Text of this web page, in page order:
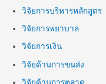
วิจัยการบริหารหลักสูตร
วิจัยการพยาบาล
วิจัยการเงิน
วิจัยด้านการขนส่ง